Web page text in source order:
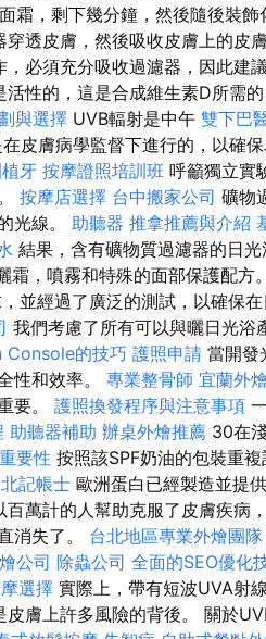
霜，剩下幾分鐘，然後隨後裝飾
穿透皮膚，然後吸收皮膚上的皮
，必須充分吸收過濾器，因此建
性的，這是合成維生素D所需的
與選擇 UVB輻射是中午 雙下巴
皮膚病學監督下進行的，以確
牙 按摩證照培訓班 呼籲獨立實
按摩店選擇 台中搬家公司 礦物
光線。 助聽器 推拿推薦與介紹
結果，含有礦物質過濾器的日光
霜，噴霧和特殊的面部保護配方。
並經過了廣泛的測試，以確保
我們考慮了所有可以與曬日光浴
Console的技巧 護照申請 當開發
性和效率。 專業整骨師 宜蘭外燴
要。 護照換發程序與注意事項
助聽器補助 辦桌外燴推薦 30在
要性 按照該SPF奶油的包裝重複
記帳士 歐洲蛋白已經製造並提
百萬計的人幫助克服了皮膚疾病
消失了。 台北地區專業外燴團隊
公司 除蟲公司 全面的SEO優化
選擇 實際上，帶有短波UVA射
膚上許多風險的背後。 關於